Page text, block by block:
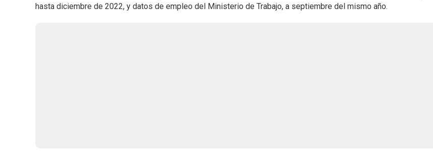
hasta diciembre de 2022, y datos de empleo del Ministerio de Trabajo, a septiembre del mismo año.